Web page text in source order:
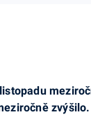
zvýšilo.